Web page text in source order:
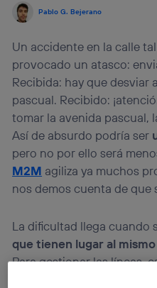
Pablo G. Bejerano
Un accidente en la calle
provocado un atasco:
Recibida: hay que desviar
pascual. Recibido:
tomar la avenida pascual,
Así de absurdo podría ser
pero no por ello será
M2M agiliza ya muchos
nos demos cuenta de que
La dificultad llega cuando
que tienen lugar al
Para gestionar las líneas,